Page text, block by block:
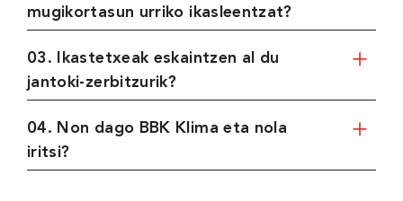
mugikortasun urriko ikasleentzat?
03. Ikastetxeak eskaintzen al du
jantoki-zerbitzurik?
04. Non dago BBK Klima eta nola
iritsi?